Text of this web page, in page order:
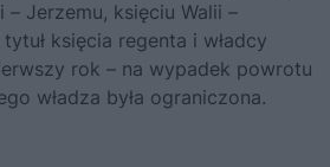
– Jerzemu, księciu Walii –
księcia regenta i władcy
rok – na wypadek powrotu
władza była ograniczona.